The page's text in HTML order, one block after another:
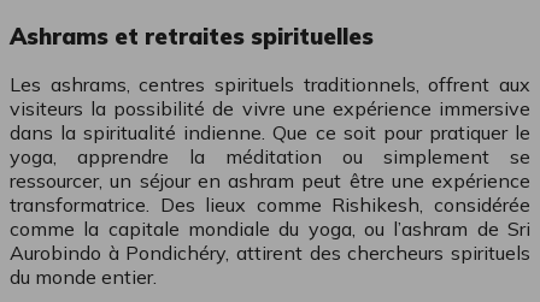
Ashrams et retraites spirituelles
Les ashrams, centres spirituels traditionnels, offrent aux
visiteurs la possibilité de vivre une expérience immersive
dans la spiritualité indienne. Que ce soit pour pratiquer le
yoga, apprendre la méditation ou simplement se
ressourcer, un séjour en ashram peut être une expérience
transformatrice. Des lieux comme Rishikesh, considérée
comme la capitale mondiale du yoga, ou l’ashram de Sri
Aurobindo à Pondichéry, attirent des chercheurs spirituels
du monde entier.